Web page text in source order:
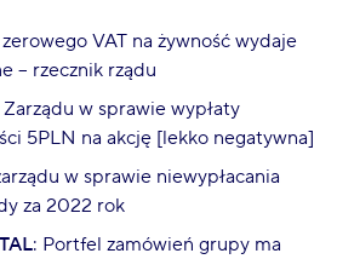
VAT na żywność wydaje
– rzecznik rządu
w sprawie wypłaty
5PLN na akcję [lekko negatywna]
w sprawie niewypłacania
za 2022 rok
: Portfel zamówień grupy ma